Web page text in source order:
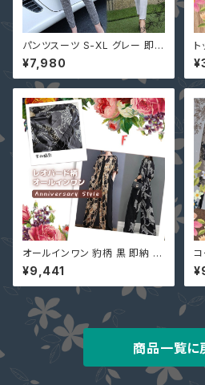
パンツスーツ S-XL グレー 即納
水色 上下セット セットアップ チ
ェック柄 スリム 52042 プリー
ツ レディース フォーマル 長袖
¥7,980
長
オールインワン 豹柄 黒 即納 ブ
ラウン ガウチョパンツ ワイドパ
ンツ ゆったり 半袖 レオパード
ecmio-223596 レディース つ
なぎ ジャンプスーツ 5分袖
¥9,441
ー
商品一覧に